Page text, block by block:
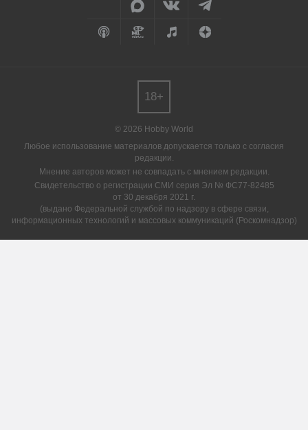
© 2026 Hobby World
Любое использование материалов допускается только с согласия
редакции.
Мнение авторов может не совпадать с мнением редакции.
Свидетельство о регистрации СМИ серия Эл № ФС77-82485
от 30 декабря 2021 г.
(выдано Федеральной службой по надзору в сфере связи,
информационных технологий и массовых коммуникаций (Роскомнадзор)
18+